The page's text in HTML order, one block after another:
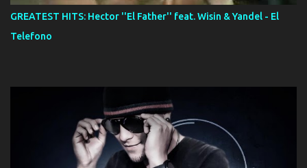
GREATEST HITS: Hector ''El Father'' feat. Wisin & Yandel - El
Telefono